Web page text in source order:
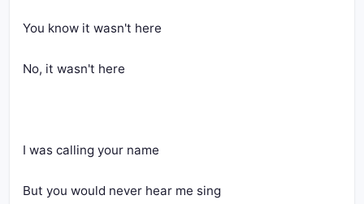
You know it wasn't here
No, it wasn't here
I was calling your name
But you would never hear me sing